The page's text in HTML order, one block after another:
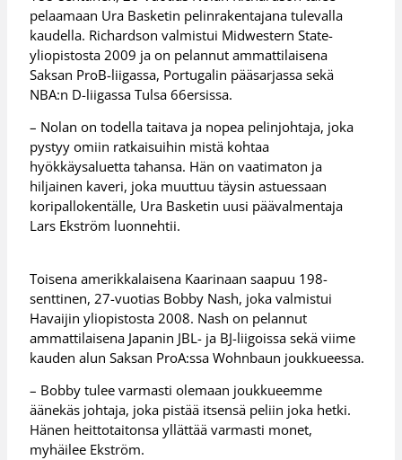
pelaamaan Ura Basketin pelinrakentajana tulevalla
kaudella. Richardson valmistui Midwestern State-
yliopistosta 2009 ja on pelannut ammattilaisena
Saksan ProB-liigassa, Portugalin pääsarjassa sekä
NBA:n D-liigassa Tulsa 66ersissa.
– Nolan on todella taitava ja nopea pelinjohtaja, joka
pystyy omiin ratkaisuihin mistä kohtaa
hyökkäysaluetta tahansa. Hän on vaatimaton ja
hiljainen kaveri, joka muuttuu täysin astuessaan
koripallokentälle, Ura Basketin uusi päävalmentaja
Lars Ekström luonnehtii.
Toisena amerikkalaisena Kaarinaan saapuu 198-
senttinen, 27-vuotias Bobby Nash, joka valmistui
Havaijin yliopistosta 2008. Nash on pelannut
ammattilaisena Japanin JBL- ja BJ-liigoissa sekä viime
kauden alun Saksan ProA:ssa Wohnbaun joukkueessa.
– Bobby tulee varmasti olemaan joukkueemme
äänekäs johtaja, joka pistää itsensä peliin joka hetki.
Hänen heittotaitonsa yllättää varmasti monet,
myhäilee Ekström.